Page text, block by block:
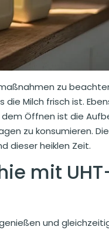
zu
Milch frisch ist.
Öffnen ist die
zu konsumieren.
dieser heiklen Zeit.
mit
und